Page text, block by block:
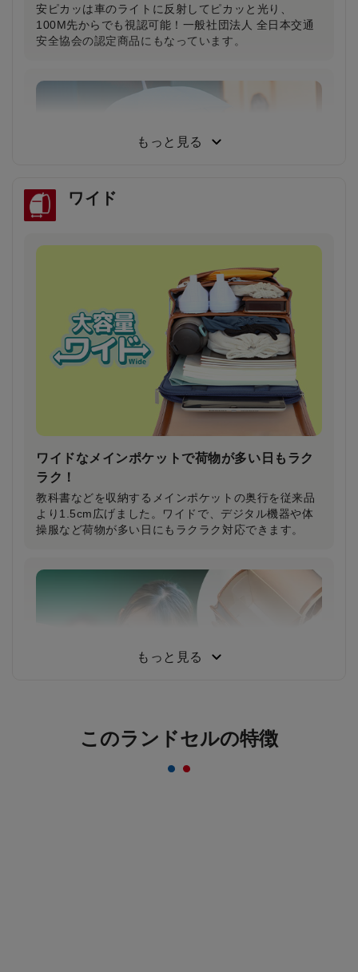
小学生から支持される圧倒的な背負い心地
った結果、約80％が「楽ッションで通学したい」と回
安ピカッは車のライトに反射してピカッと光り、
100M先からでも視認可能！一般社団法人 全日本交通
安全協会の認定商品にもなっています。
雨の日や暗い夜道でもドライバーの注意を引き
安全・安心
雨で視界が悪い日や夕暮れ時に、ランドセルのふちが
ピカッと光り、ドライバーの注意を引きます。
反射材なのにデザインはおしゃれ＆かっこいい
ピカッは素材の上に特殊加工を施すことにより、素材
もっと見る
ワイド
ワイドなメインポケットで荷物が多い日もラク
ラク！
教科書などを収納するメインポケットの奥行を従来品
より1.5cm広げました。ワイドで、デジタル機器や体
操服など荷物が多い日にもラクラク対応できます。
もっと見る
このランドセルの特徴